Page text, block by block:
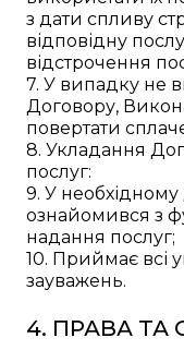
з дати спливу
відповідну
відстрочення
7. У випадку не
Договору,
повертати
8. Укладання
послуг:
9. У необхідному
ознайомився з
надання послуг;
10. Приймає всі
зауважень.
4. ПРАВА ТА